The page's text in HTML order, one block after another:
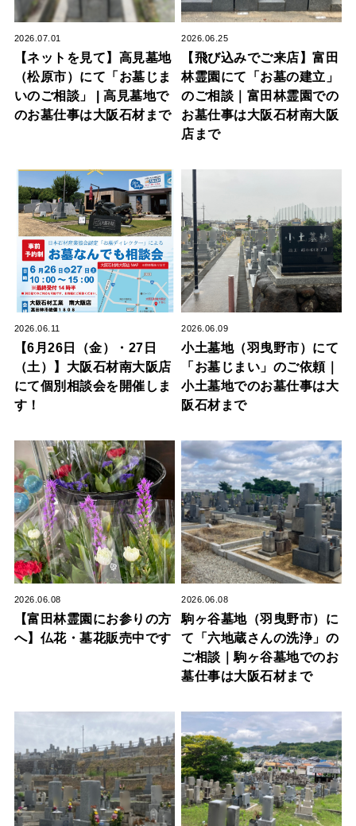
2026.07.01
【ネットを見て】高見墓地
（松原市）にて「お墓じま
いのご相談」 | 高見墓地で
のお墓仕事は大阪石材まで
2026.06.25
【飛び込みでご来店】富田
林霊園にて「お墓の建立」
のご相談｜富田林霊園での
お墓仕事は大阪石材南大阪
店まで
2026.06.11
【6月26日（金）・27日
（土）】大阪石材南大阪店
にて個別相談会を開催しま
す！
2026.06.09
小土墓地（羽曳野市）にて
「お墓じまい」のご依頼｜
小土墓地でのお墓仕事は大
阪石材まで
2026.06.08
【富田林霊園にお参りの方
へ】仏花・墓花販売中です
2026.06.08
駒ヶ谷墓地（羽曳野市）に
て「六地蔵さんの洗浄」の
ご相談｜駒ヶ谷墓地でのお
墓仕事は大阪石材まで